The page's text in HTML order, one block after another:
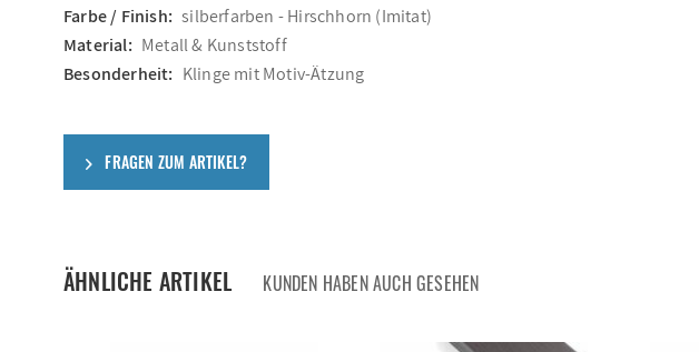
Farbe / Finish: silberfarben - Hirschhorn (Imitat)
Material: Metall & Kunststoff
Besonderheit: Klinge mit Motiv-Ätzung
FRAGEN ZUM ARTIKEL?
ÄHNLICHE ARTIKEL KUNDEN HABEN AUCH GESEHEN